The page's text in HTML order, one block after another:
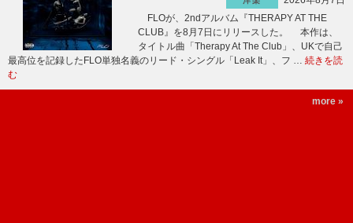
FLOが、2ndアルバム『THERAPY AT THE
CLUB』を8月7日にリリースした。 本作は、
タイトル曲「Therapy At The Club」、UKで自己
最高位を記録したFLO単独名義のリード・シングル「Leak It」、フ … 続きを読
む
more »